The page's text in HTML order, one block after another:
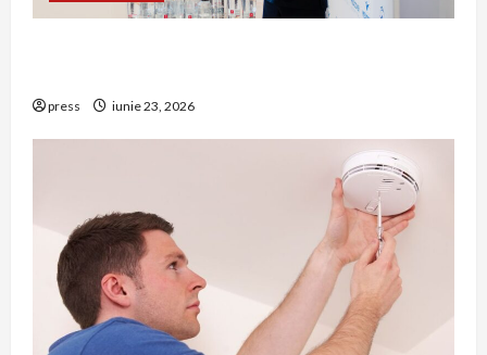
press iunie 23, 2026